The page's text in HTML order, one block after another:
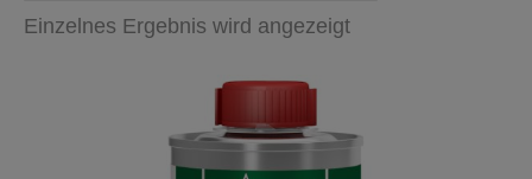
Einzelnes Ergebnis wird angezeigt